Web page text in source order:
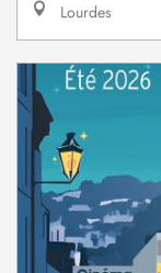
Lourdes